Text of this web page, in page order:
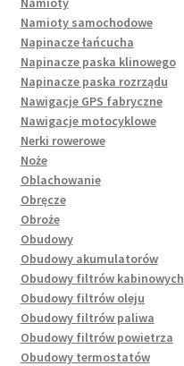
Namioty samochodowe
Napinacze łańcucha
Napinacze paska klinowego
Napinacze paska rozrządu
Nawigacje GPS fabryczne
Nawigacje motocyklowe
Nerki rowerowe
Noże
Oblachowanie
Obręcze
Obroże
Obudowy
Obudowy akumulatorów
Obudowy filtrów kabinowych
Obudowy filtrów oleju
Obudowy filtrów paliwa
Obudowy filtrów powietrza
Obudowy termostatów